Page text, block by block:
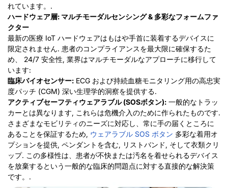
れています。.
ハードウェア層: マルチモーダルセンシング & 多彩なフォームファ
クター
最新の医療 IoT ハードウェアはもはや手首に装着するデバイスに
限定されません. 患者のコンプライアンスを最大限に確保するた
め、 24/7 安全性, 業界はマルチモーダルなアプローチに移行して
います:
臨床バイオセンサー: ECG および持続血糖モニタリング用の高忠実
度パッチ (CGM) 深い生理学的洞察を提供する.
アクティブセーフティウェアラブル (SOSボタン): 一般的なトラッ
カーとは異なります, これらは危機介入のために作られたものです.
さまざまなモビリティのニーズに対応し、常に手の届くところに
あることを保証するため, ウェアラブル SOS ボタン 多彩な着用オ
プションを提供, ペンダントを含む, リストバンド, そして衣類クリ
ップ. この多様性は、患者が不快または汚名を着せられるデバイス
を放棄するという一般的な臨床的問題点に対する直接的な解決策
です。.